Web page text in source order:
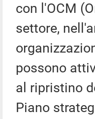
con l'OCM
settore,
possono
al ripristino
Piano